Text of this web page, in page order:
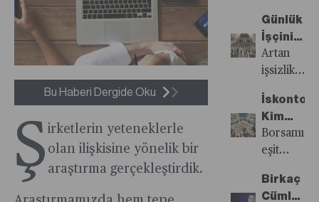
Bu Haberi Dergide Oku
Ş irketlerin yeteneklerle
olan ilişkisine yönelik bir
araştırma gerçekleştirdik.
devam
ediyor.
Artık
üreticiler,
iki
paralel
bakış
çalışıyor
yarı
yolda
kalabilir
özgünlük
her
zaman
kazandırır
Günlük
İşçinin
Günlüğü
Artan
işsizlik
amele
iş
arayanların
sayısını
arttırıyor.
Kim
İstiyor?
eşit
varsa ve
Birkaç
Cümle